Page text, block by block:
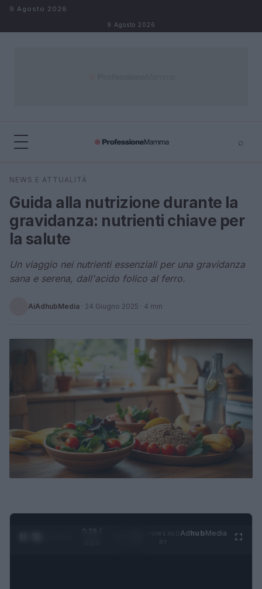
Salta al contenuto
9 Agosto 2026
9 Agosto 2026
⌕
Cerca
NEWS E ATTUALITÀ
Guida alla nutrizione durante la
gravidanza: nutrienti chiave per
la salute
Un viaggio nei nutrienti essenziali per una gravidanza
sana e serena, dall'acido folico al ferro.
AiAdhubMedia · 24 Giugno 2025 · 4 min
0:28 /
AdhubMedia